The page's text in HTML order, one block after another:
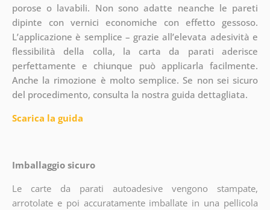
porose o lavabili. Non sono adatte neanche le pareti
dipinte con vernici economiche con effetto gessoso.
L’applicazione è semplice – grazie all’elevata adesività e
flessibilità della colla, la carta da parati aderisce
perfettamente e chiunque può applicarla facilmente.
Anche la rimozione è molto semplice. Se non sei sicuro
del procedimento, consulta la nostra guida dettagliata.
Scarica la guida
Imballaggio sicuro
Le carte da parati autoadesive vengono stampate,
arrotolate e poi accuratamente imballate in una pellicola